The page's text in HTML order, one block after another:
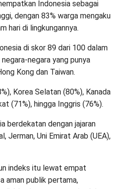
Indonesia sebagai
dengan 83% warga mengaku
hari di lingkungannya.
di skor 89 dari 100 dalam
negara yang punya
Kong dan Taiwan.
Korea Selatan (80%), Kanada
(71%), hingga Inggris (76%).
berdekatan dengan jajaran
Jerman, Uni Emirat Arab (UEA),
indeks itu lewat empat
aman publik pertama,